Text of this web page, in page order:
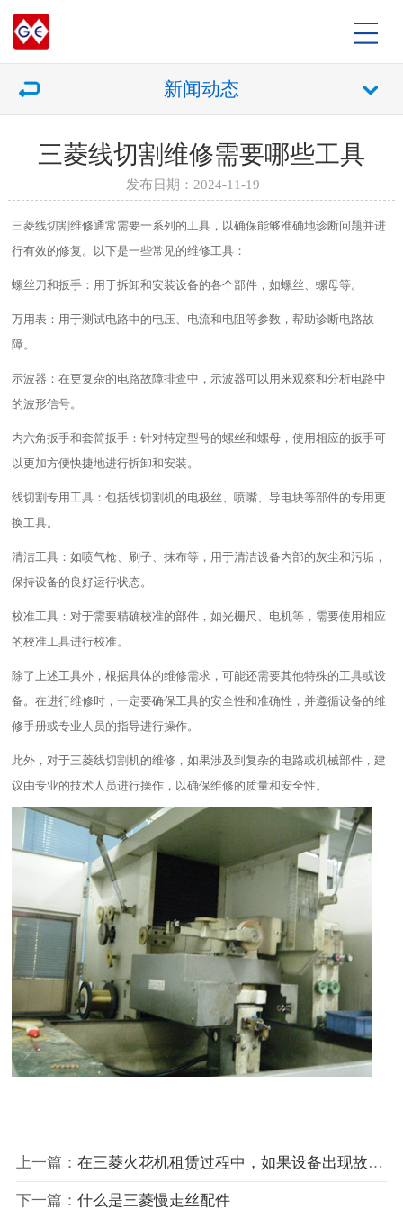
新闻动态
三菱线切割维修需要哪些工具
发布日期：2024-11-19
三菱线切割维修通常需要一系列的工具，以确保能够准确地诊断问题并进
行有效的修复。以下是一些常见的维修工具：
螺丝刀和扳手：用于拆卸和安装设备的各个部件，如螺丝、螺母等。
万用表：用于测试电路中的电压、电流和电阻等参数，帮助诊断电路故
障。
示波器：在更复杂的电路故障排查中，示波器可以用来观察和分析电路中
的波形信号。
内六角扳手和套筒扳手：针对特定型号的螺丝和螺母，使用相应的扳手可
以更加方便快捷地进行拆卸和安装。
线切割专用工具：包括线切割机的电极丝、喷嘴、导电块等部件的专用更
换工具。
清洁工具：如喷气枪、刷子、抹布等，用于清洁设备内部的灰尘和污垢，
保持设备的良好运行状态。
校准工具：对于需要精确校准的部件，如光栅尺、电机等，需要使用相应
的校准工具进行校准。
除了上述工具外，根据具体的维修需求，可能还需要其他特殊的工具或设
备。在进行维修时，一定要确保工具的安全性和准确性，并遵循设备的维
修手册或专业人员的指导进行操作。
此外，对于三菱线切割机的维修，如果涉及到复杂的电路或机械部件，建
议由专业的技术人员进行操作，以确保维修的质量和安全性。
上一篇： 在三菱火花机租赁过程中，如果设备出现故障，应如何向租凭公司沟通并协商解决方案
下一篇： 什么是三菱慢走丝配件